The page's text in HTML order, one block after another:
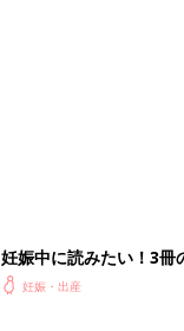
クラブ 夏号』